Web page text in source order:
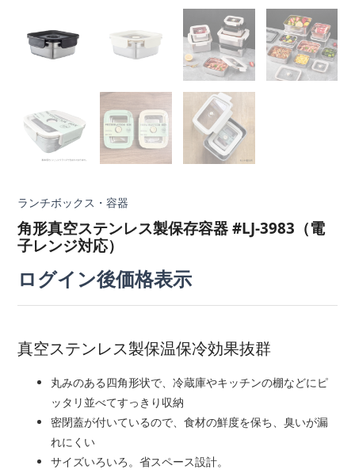
ランチボックス・容器
角形真空ステンレス製保存容器 #LJ-3983（電
子レンジ対応）
ログイン後価格表示
真空ステンレス製保温保冷効果抜群
丸みのある四角形状で、冷蔵庫やキッチンの棚などにピ
ッタリ並べてすっきり収納
密閉蓋が付いているので、食材の鮮度を保ち、臭いが漏
れにくい
サイズいろいろ。省スペース設計。